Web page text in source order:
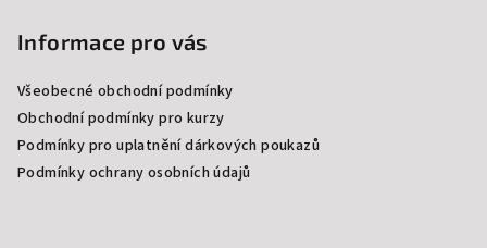
Informace pro vás
Všeobecné obchodní podmínky
Obchodní podmínky pro kurzy
Podmínky pro uplatnění dárkových poukazů
Podmínky ochrany osobních údajů